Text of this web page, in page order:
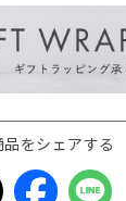
品をシェアする